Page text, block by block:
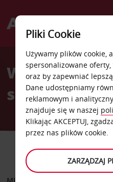
Welcome
Avis
samochodów
Pliki Cookie
Używamy plików cookie,
spersonalizowane
oraz by zapewniać
Dane udostępniamy
reklamowym i
znajduje się w naszej
Klikając AKCEPTUJ,
przez nas plików cookie.
ZARZĄDZAJ